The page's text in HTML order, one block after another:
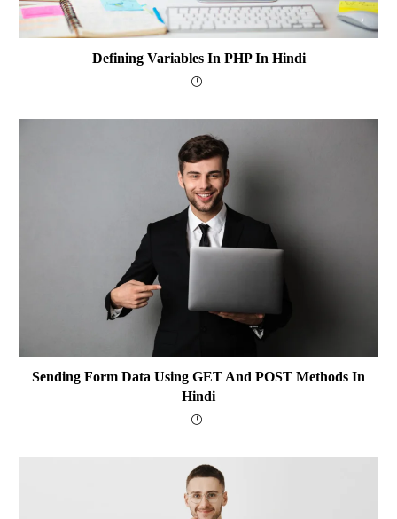
Defining Variables In PHP In Hindi
Sending Form Data Using GET And POST Methods In
Hindi